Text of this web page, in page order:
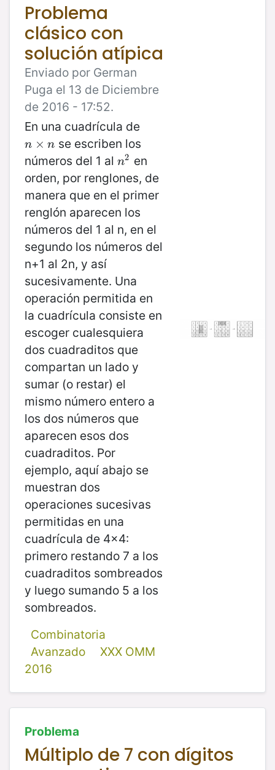
Problema
clásico con
solución atípica
Enviado por German
Puga el 13 de Diciembre
de 2016 - 17:52.
En una cuadrícula de
n × n
n×n
se escriben los
números del 1 al n2
n2 en
orden, por renglones, de
manera que en el primer
renglón aparecen los
números del 1 al n, en el
segundo los números del
n+1 al 2n, y así
sucesivamente. Una
operación permitida en
la cuadrícula consiste en
escoger cualesquiera
dos cuadraditos que
compartan un lado y
sumar (o restar) el
mismo número entero a
los dos números que
aparecen esos dos
cuadraditos. Por
ejemplo, aquí abajo se
muestran dos
operaciones sucesivas
permitidas en una
cuadrícula de 4x4:
primero restando 7 a los
cuadraditos sombreados
y luego sumando 5 a los
sombreados.
Combinatoria
Avanzado
XXX OMM
2016
Problema
Múltiplo de 7 con dígitos